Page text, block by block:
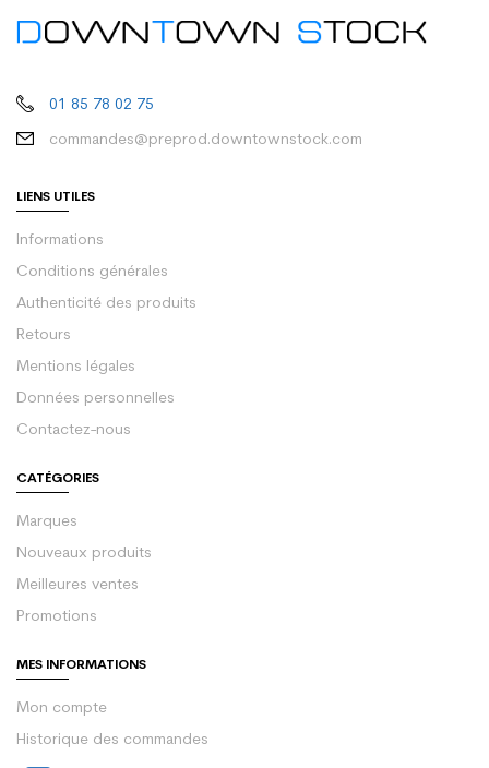
01 85 78 02 75
commandes@preprod.downtownstock.com
LIENS UTILES
Informations
Conditions générales
Authenticité des produits
Retours
Mentions légales
Données personnelles
Contactez-nous
CATÉGORIES
Marques
Nouveaux produits
Meilleures ventes
Promotions
MES INFORMATIONS
Mon compte
Historique des commandes